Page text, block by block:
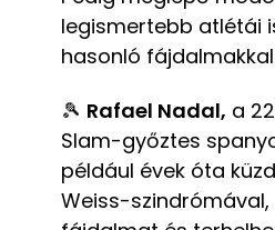
legismertebb atlétái
hasonló
🎾 Rafael Nadal, a
Slam-győztes
például évek óta
Weiss-